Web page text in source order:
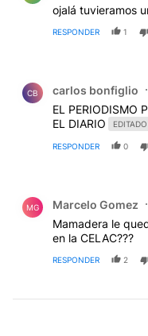
ojalá tuvieramos
RESPONDER 1
CB carlos bonfiglio
EL PERIODISMO
EL DIARIO
EDITADO
RESPONDER 0
MG Marcelo Gomez
Mamadera le
en la CELAC???
RESPONDER 2